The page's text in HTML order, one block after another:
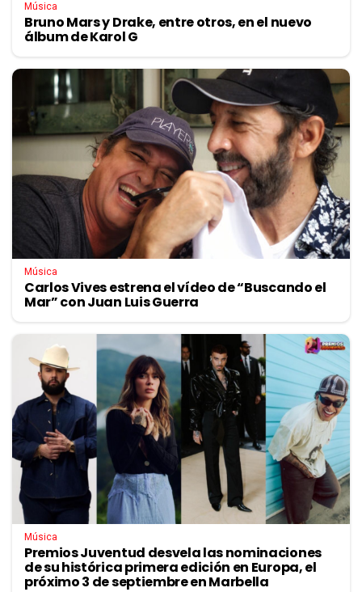
Música
Bruno Mars y Drake, entre otros, en el nuevo
álbum de Karol G
Música
Carlos Vives estrena el vídeo de “Buscando el
Mar” con Juan Luis Guerra
Música
Premios Juventud desvela las nominaciones
de su histórica primera edición en Europa, el
próximo 3 de septiembre en Marbella